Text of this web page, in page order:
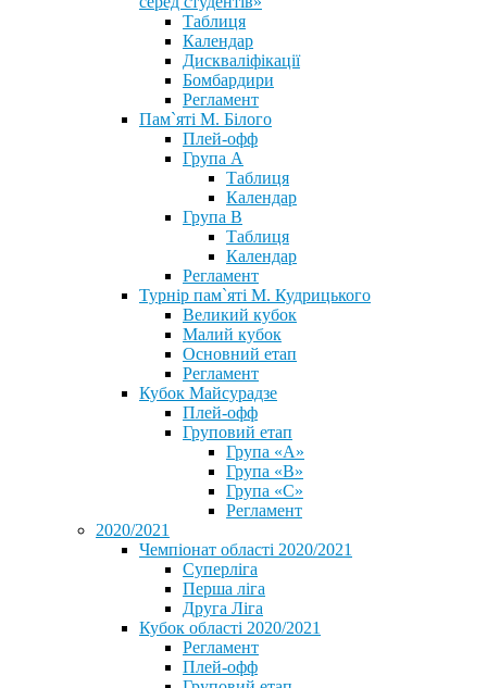
Таблиця
Календар
Дискваліфікації
Бомбардири
Регламент
Пам`яті М. Білого
Плей-офф
Група А
Таблиця
Календар
Група В
Таблиця
Календар
Регламент
Турнір пам`яті М. Кудрицького
Великий кубок
Малий кубок
Основний етап
Регламент
Кубок Майсурадзе
Плей-офф
Груповий етап
Група «А»
Група «B»
Група «C»
Регламент
2020/2021
Чемпіонат області 2020/2021
Суперліга
Перша ліга
Друга Ліга
Кубок області 2020/2021
Регламент
Плей-офф